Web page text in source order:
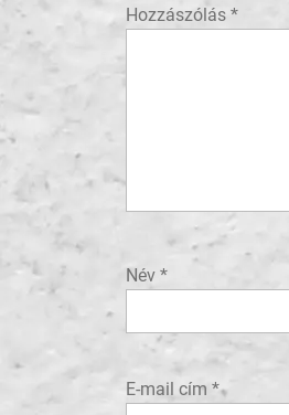
Hozzászólás *
Név *
E-mail cím *